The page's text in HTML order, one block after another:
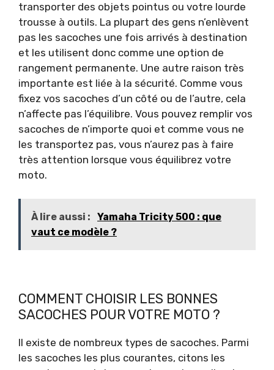
transporter des objets pointus ou votre lourde
trousse à outils. La plupart des gens n’enlèvent
pas les sacoches une fois arrivés à destination
et les utilisent donc comme une option de
rangement permanente. Une autre raison très
importante est liée à la sécurité. Comme vous
fixez vos sacoches d’un côté ou de l’autre, cela
n’affecte pas l’équilibre. Vous pouvez remplir vos
sacoches de n’importe quoi et comme vous ne
les transportez pas, vous n’aurez pas à faire
très attention lorsque vous équilibrez votre
moto.
À lire aussi :
Yamaha Tricity 500 : que
vaut ce modèle ?
COMMENT CHOISIR LES BONNES
SACOCHES POUR VOTRE MOTO ?
Il existe de nombreux types de sacoches. Parmi
les sacoches les plus courantes, citons les